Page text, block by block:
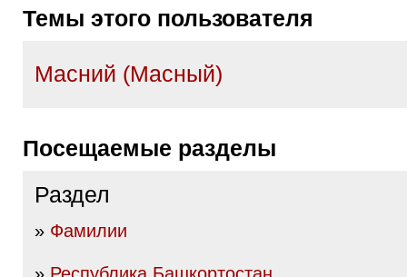
Темы этого пользователя
Масний (Масный)
Посещаемые разделы
Раздел
» Фамилии